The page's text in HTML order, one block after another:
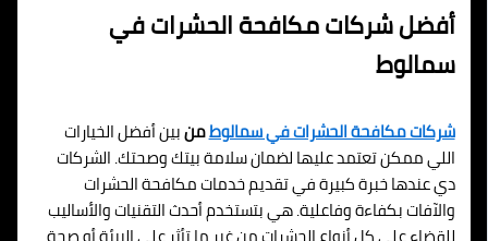
أفضل شركات مكافحة الحشرات في
سمالوط
شركات مكافحة الحشرات في سمالوطمنبين أفضل الخيارات
اللي ممكن تعتمد عليها لضمان سلامة بيتك وصحتك. الشركات
دي عندها خبرة كبيرة في تقديم خدمات مكافحة الحشرات
والآفات بكفاءة وفاعلية. هي بتستخدم أحدث التقنيات والأساليب